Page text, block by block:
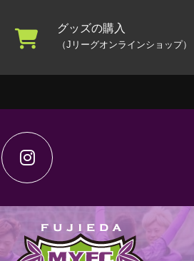
グッズの購入
（Jリーグオンラインショップ）